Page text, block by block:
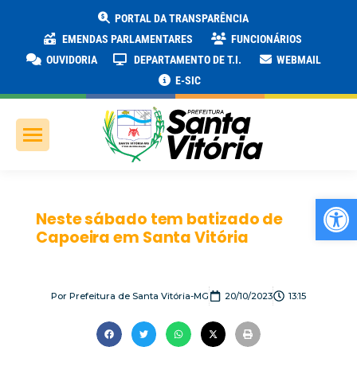
PORTAL DA TRANSPARÊNCIA
EMENDAS PARLAMENTARES
FUNCIONÁRIOS
OUVIDORIA
DEPARTAMENTO DE T.I.
WEBMAIL
E-SIC
Neste sábado tem batizado de
Capoeira em Santa Vitória
Por Prefeitura de Santa Vitória-MG 20/10/2023 13:15